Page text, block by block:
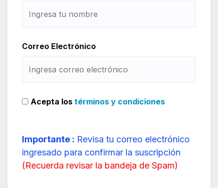
Correo Electrónico
Acepta los términos y condiciones
Importante : Revisa tu correo electrónico
ingresado para confirmar la suscripción
(Recuerda revisar la bandeja de Spam)